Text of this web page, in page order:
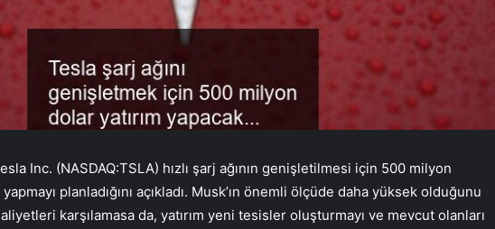
Inc. (NASDAQ:TSLA) hızlı şarj ağının genişletilmesi için 500 milyon
planladığını açıkladı. Musk’ın önemli ölçüde daha yüksek olduğunu
karşılamasa da, yatırım yeni tesisler oluşturmayı ve mevcut olanları